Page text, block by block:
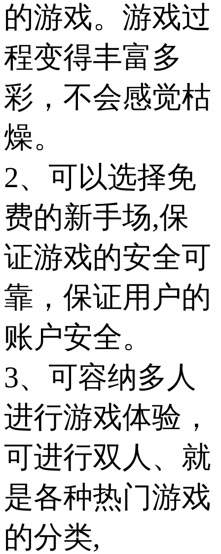
的游戏。游戏过
程变得丰富多
彩，不会感觉枯
燥。
2、可以选择免
费的新手场,保
证游戏的安全可
靠，保证用户的
账户安全。
3、可容纳多人
进行游戏体验，
可进行双人、就
是各种热门游戏
的分类,